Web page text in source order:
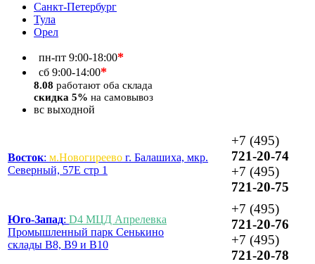
Санкт-Петербург
Тула
Орел
пн-пт 9:00-18:00*
сб 9:00-14:00*
8.08 работают оба склада
скидка 5% на самовывоз
вс выходной
Восток: м.Новогиреево г. Балашиха, мкр.
Северный, 57Е стр 1
+7 (495)
721-20-74
+7 (495)
721-20-75
Юго-Запад: D4 МЦД Апрелевка
Промышленный парк Сенькино
склады B8, B9 и B10
+7 (495)
721-20-76
+7 (495)
721-20-78